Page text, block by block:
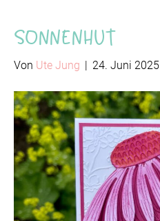
Sonnenhut
Von Ute Jung | 24. Juni 2025